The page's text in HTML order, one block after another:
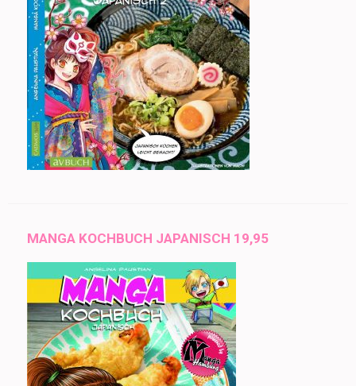
MANGA KOCHBUCH JAPANISCH 19,95